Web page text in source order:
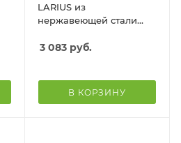
LARIUS из
нержавеющей стали
3 083 руб.
В КОРЗИНУ